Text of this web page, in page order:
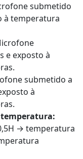
submetido
à temperatura
e exposto à
submetido a
à
temperatura:
→ temperatura